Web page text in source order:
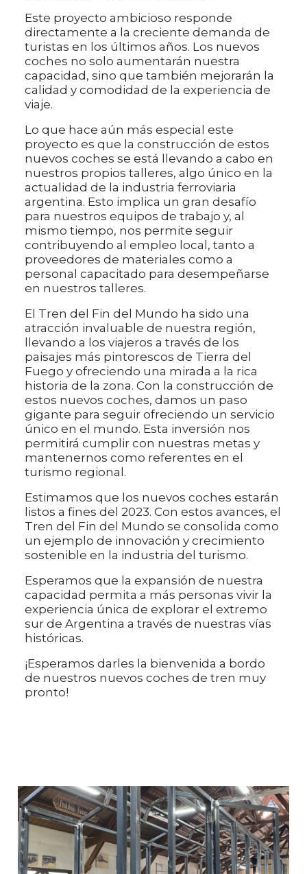
Este proyecto ambicioso responde
directamente a la creciente demanda de
turistas en los últimos años. Los nuevos
coches no solo aumentarán nuestra
capacidad, sino que también mejorarán la
calidad y comodidad de la experiencia de
viaje.
Lo que hace aún más especial este
proyecto es que la construcción de estos
nuevos coches se está llevando a cabo en
nuestros propios talleres, algo único en la
actualidad de la industria ferroviaria
argentina. Esto implica un gran desafío
para nuestros equipos de trabajo y, al
mismo tiempo, nos permite seguir
contribuyendo al empleo local, tanto a
proveedores de materiales como a
personal capacitado para desempeñarse
en nuestros talleres.
El Tren del Fin del Mundo ha sido una
atracción invaluable de nuestra región,
llevando a los viajeros a través de los
paisajes más pintorescos de Tierra del
Fuego y ofreciendo una mirada a la rica
historia de la zona. Con la construcción de
estos nuevos coches, damos un paso
gigante para seguir ofreciendo un servicio
único en el mundo. Esta inversión nos
permitirá cumplir con nuestras metas y
mantenernos como referentes en el
turismo regional.
Estimamos que los nuevos coches estarán
listos a fines del 2023. Con estos avances, el
Tren del Fin del Mundo se consolida como
un ejemplo de innovación y crecimiento
sostenible en la industria del turismo.
Esperamos que la expansión de nuestra
capacidad permita a más personas vivir la
experiencia única de explorar el extremo
sur de Argentina a través de nuestras vías
históricas.
¡Esperamos darles la bienvenida a bordo
de nuestros nuevos coches de tren muy
pronto!